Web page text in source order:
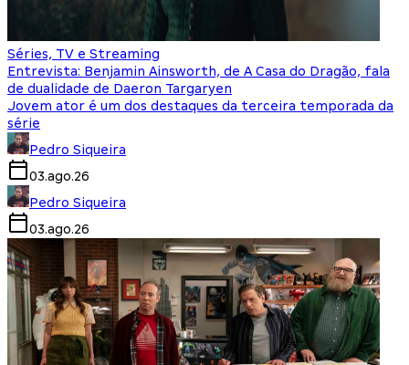
Séries, TV e Streaming
Entrevista: Benjamin Ainsworth, de A Casa do Dragão, fala
de dualidade de Daeron Targaryen
Jovem ator é um dos destaques da terceira temporada da
série
Pedro Siqueira
03.ago.26
Pedro Siqueira
03.ago.26